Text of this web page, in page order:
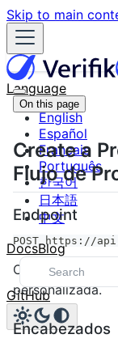
Skip to main
Language
English
Español
Français
Português
한국어
日本語
中文
DocsBlog
GitHub
On this page
Create a
Flujo de
Endpoint
POST https://
Crea un nuevo
personalizada.
Encabezados